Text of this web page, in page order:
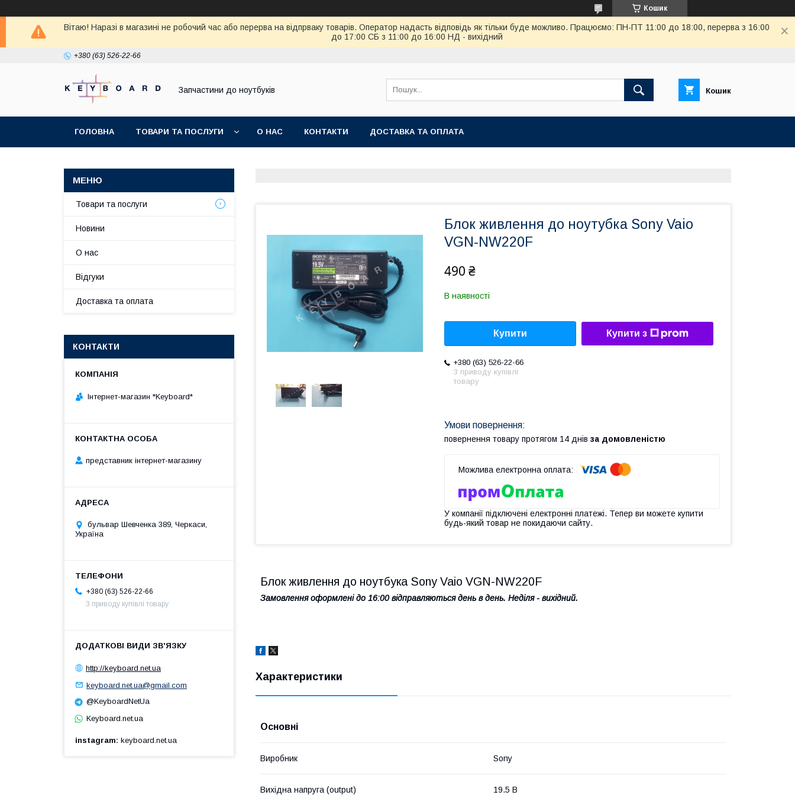
Кошик
Вітаю! Наразі в магазині не робочий час або перерва на відпрваку товарів. Оператор надасть відповідь як тільки буде можливо. Працюємо: ПН-ПТ 11:00 до 18:00, перерва з 16:00
до 17:00 СБ з 11:00 до 16:00 НД - вихідний
+380 (63) 526-22-66
Запчастини до ноутбуків Кошик
ГОЛОВНА ТОВАРИ ТА ПОСЛУГИ О НАС КОНТАКТИ ДОСТАВКА ТА ОПЛАТА
Блок живлення до ноутубка Sony Vaio
VGN-NW220F
490 ₴
В наявності
Купити Купити з
+380 (63) 526-22-66
З приводу купівлі
товару
повернення товару протягом 14 днів за домовленістю
У компанії підключені електронні платежі. Тепер ви можете купити
будь-який товар не покидаючи сайту.
Блок живлення до ноутбука Sony Vaio VGN-NW220F
Замовлення оформлені до 16:00 відправляються день в день. Неділя - вихідний.
Характеристики
Основні
Виробник Sony
Вихідна напруга (output) 19.5 В
Товари та послуги
Новини
О нас
Відгуки
Доставка та оплата
КОНТАКТИ
Інтернет-магазин *Keyboard*
представник інтернет-магазину
бульвар Шевченка 389, Черкаси,
Україна
+380 (63) 526-22-66
З приводу купівлі товару
http://keyboard.net.ua
keyboard.net.ua@gmail.com
@KeyboardNetUa
Keyboard.net.ua
instagram keyboard.net.ua